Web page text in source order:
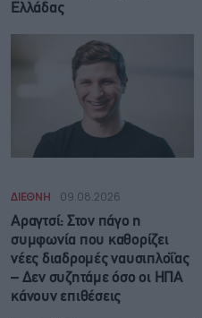
Ελλάδας
ΔΙΕΘΝΗ 09.08.2026
Αραγτσί: Στον πάγο η
συμφωνία που καθορίζει
νέες διαδρομές ναυσιπλοΐας
– Δεν συζητάμε όσο οι ΗΠΑ
κάνουν επιθέσεις